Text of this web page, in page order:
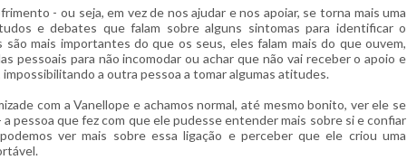
- ou seja, em vez de nos ajudar e nos apoiar, se torna mais uma
e debates que falam sobre alguns sintomas para identificar o
mais importantes do que os seus, eles falam mais do que ouvem,
pessoais para não incomodar ou achar que não vai receber o apoio e
a outra pessoa a tomar algumas atitudes.
com a Vanellope e achamos normal, até mesmo bonito, ver ele se
pessoa que fez com que ele pudesse entender mais sobre si e confiar
ver mais sobre essa ligação e perceber que ele criou uma